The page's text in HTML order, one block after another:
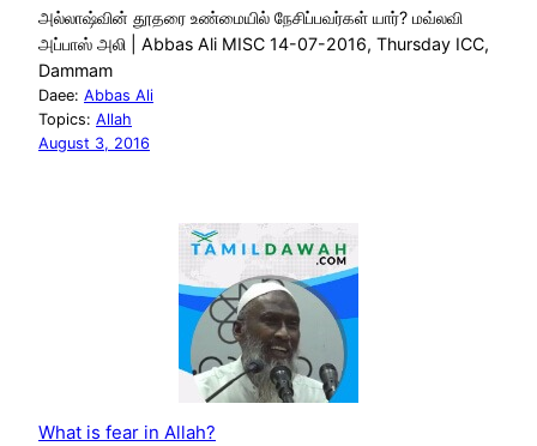
அல்லாஷ்வின் தூதரை உண்மையில் நேசிப்பவர்கள் யார்? மவ்லவி
அப்பாஸ் அலி | Abbas Ali MISC 14-07-2016, Thursday ICC,
Dammam
Daee: Abbas Ali
Topics: Allah
August 3, 2016
What is fear in Allah?